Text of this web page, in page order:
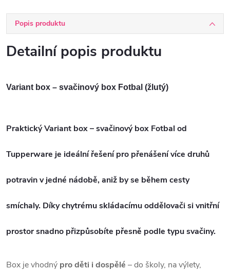
Popis produktu
Detailní popis produktu
Variant box – svačinový box Fotbal (žlutý)
PraktickýVariant box – svačinový box Fotbal od
Tupperware je ideální řešení pro přenášenívíce druhů
potravin v jedné nádobě, aniž by se během cesty
smíchaly. Díkychytrému skládacímu oddělovačisi vnitřní
prostor snadno přizpůsobíte přesně podle typu svačiny.
Box je vhodný pro děti i dospělé – do školy, na výlety,